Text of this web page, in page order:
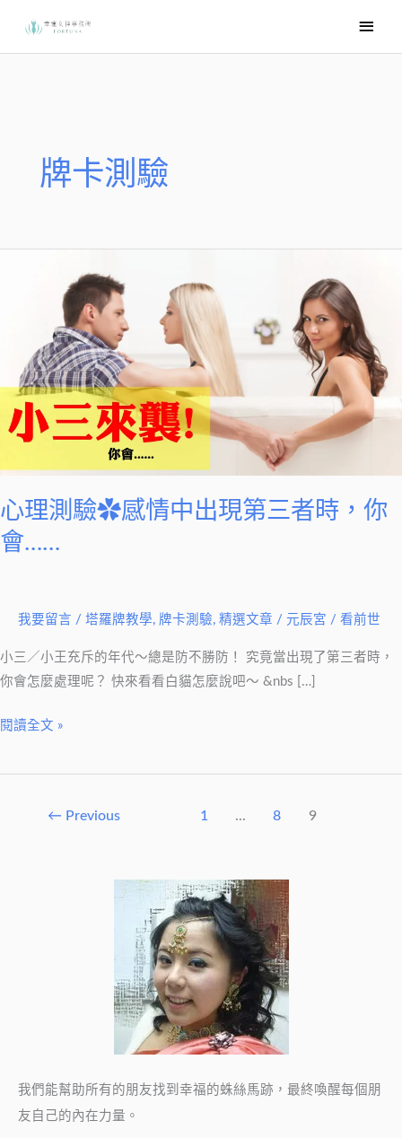
要
牌卡測驗
心理測驗✿感情中出現第三者時，你
會……
我要留言 / 塔羅牌教學, 牌卡測驗, 精選文章 / 元辰宮 / 看前世
小三／小王充斥的年代～總是防不勝防！ 究竟當出現了第三者時，
你會怎麼處理呢？ 快來看看白貓怎麼說吧～ &nbs […]
中
第
三
者
會……
閱讀全文 »
← Previous 1 ... 8 9
我們能幫助所有的朋友找到幸福的蛛絲馬跡，最終喚醒每個朋
友自己的內在力量。